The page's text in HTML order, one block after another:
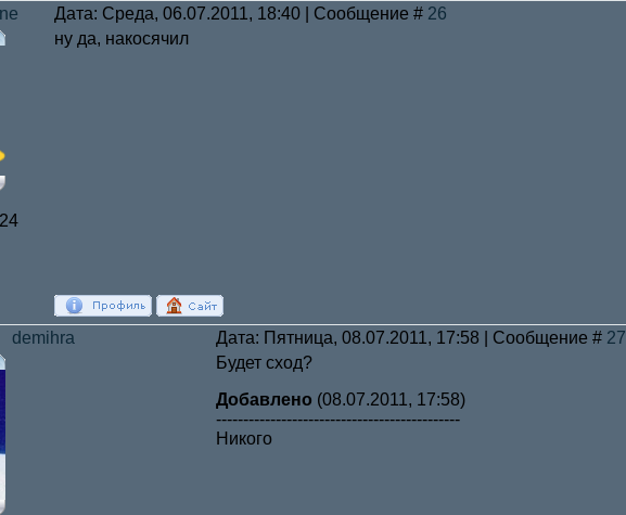
Дата: Среда, 06.07.2011, 18:40 | Сообщение # 26
ну да, накосячил
demihra Дата: Пятница, 08.07.2011, 17:58 | Сообщение # 27
Будет сход?
Добавлено (08.07.2011, 17:58)
---------------------------------------------
Никого